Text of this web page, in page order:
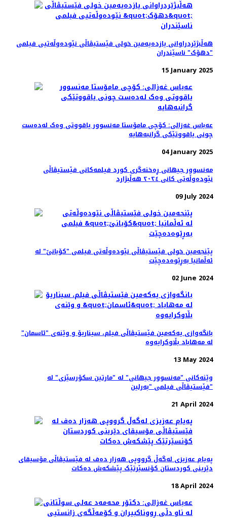
هه‌ڵبژێردراوانی یازده‌یه‌مین خولی فێستیڤاڵی نێودەوڵەتیی فیلمی
"دهۆک" ناسێندران
15 January 2025
عەباس غەزالی: کۆچی مامۆستا مه‌نسوور یاقووتی وه‌ک له‌ده‌ست
چونی یاقووتێکی گرانبه‌هایه
04 January 2025
مەنسوور جیهانی ڕه‌خنه‌گری کورد فیلمه‌کانی فێستیڤاڵی
نێوده‌وڵه‌تی کانی ٢٠٢٤ هه‌ڵبژارد
09 July 2024
پێنجەمین خولی فێستیڤاڵی نێودەوڵەتی فیلمی "کۆبانێ" لە
ئەڵمانیا بەڕێوەده‌چێت
02 June 2024
بانگەوازی یەکەمین فێستیڤاڵی فیلم، سیناریۆ و وێنه‌ی "ئاسمان"
لە مەهاباد بڵاوکرایەوە
13 May 2024
وێنەکانی "مەنسوور جیهانی" له‌ "مارتین سکۆرسێزی" لە
فێستیڤاڵی فیلمی "بەرلین"
21 April 2024
پەیام عەزیزی لەگەڵ گرووپی هەزار دەف لە فێستیڤاڵی مۆسیقای
دێرینی کوردستان کۆنسێرتێک پێشکەش دەکات
18 April 2024